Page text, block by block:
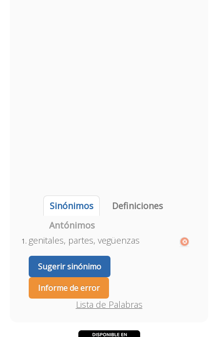
Sinónimos
Definiciones
Antónimos
genitales, partes, vegüenzas
Sugerir sinónimo
Informe de error
Lista de Palabras